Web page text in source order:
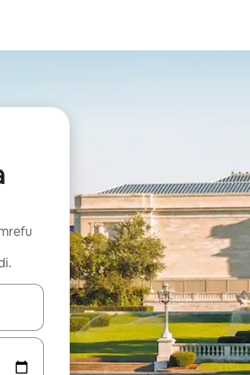
vitufe vya vishale vya juu na chini au